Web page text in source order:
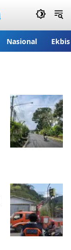
Nasional Ekbis